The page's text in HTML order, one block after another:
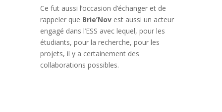
Ce fut aussi l’occasion d’échanger et de
rappeler que Brie’Novest aussi un acteur
engagé dans l’ESS avec lequel, pour les
étudiants, pour la recherche, pour les
projets, il y a certainement des
collaborations possibles.